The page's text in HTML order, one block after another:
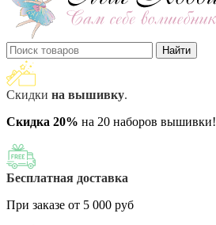
Найти
Скидки на вышивку.
Скидка 20% на 20 наборов вышивки!
Бесплатная доставка
При заказе от 5 000 руб